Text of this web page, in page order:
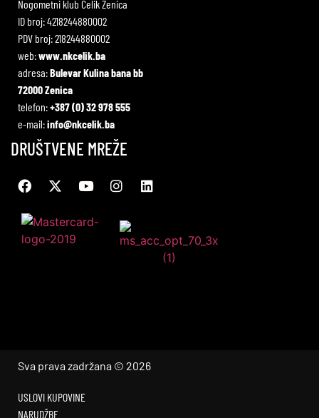
Nogometni klub Čelik Zenica
ID broj: 4218244880002
PDV broj: 218244880002
web:www.nkcelik.ba
adresa:Bulevar Kulina bana bb
72000 Zenica
telefon:+387 (0) 32 978 555
e-mail:info@nkcelik.ba
DRUŠTVENE MREŽE
Sva prava zadržana © 2026
USLOVI KUPOVINE
NARUDŽBE